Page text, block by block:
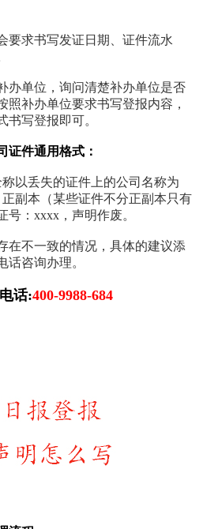
要求书写发证日期、证件流水
办单位，询问清楚补办单位是否
照补办单位要求书写登报内容，
书写登报即可。
证件通用格式：
以丢失的证件上的公司名称为
副本（某些证件不分正副本只有
号：xxxx，声明作废。
在不一致的情况，具体的建议添
话咨询办理。
话:400-9988-684